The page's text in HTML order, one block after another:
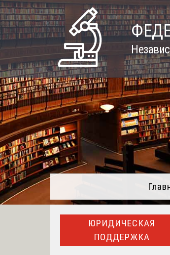
Skip
to
content
ЮРИДИЧЕСКАЯ
ПОДДЕРЖКА